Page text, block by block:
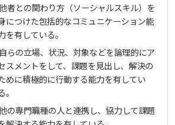
者との関わり方（ソーシャルスキル）を
につけた包括的なコミュニケーション能
を有している。
自らの立場、状況、対象などを論理的にア
スメントをして、課題を見出し、解決の
めに積極的に行動する能力を有してい
。
の専門職種の人と連携し、協力して課題